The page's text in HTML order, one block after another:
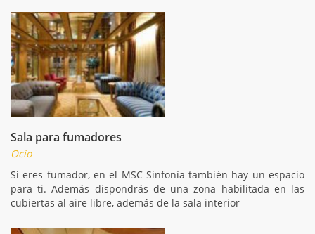
Sala para fumadores
Ocio
Si eres fumador, en el MSC Sinfonía también hay un espacio
para ti. Además dispondrás de una zona habilitada en las
cubiertas al aire libre, además de la sala interior